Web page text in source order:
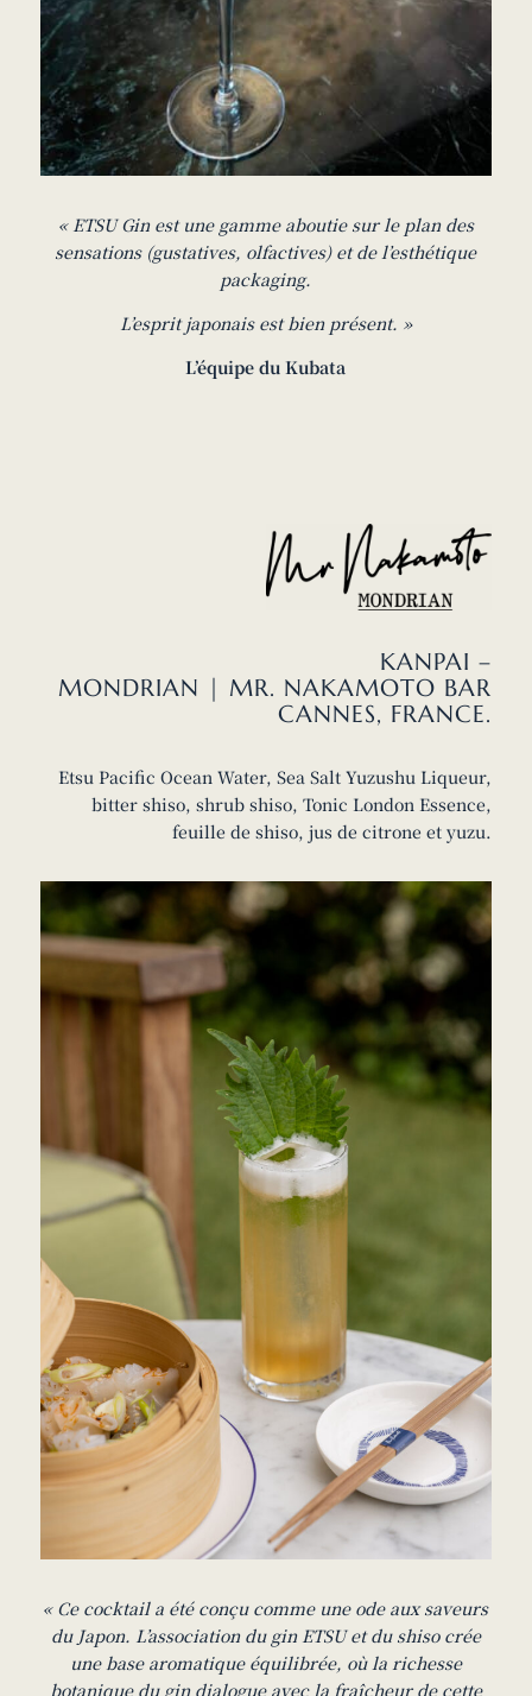
« ETSU Gin est une gamme aboutie sur le plan des
sensations (gustatives, olfactives) et de l’esthétique
packaging.
L’esprit japonais est bien présent. »
L’équipe du Kubata
KANPAI –
MONDRIAN | MR. NAKAMOTO BAR
CANNES, FRANCE.
Etsu Pacific Ocean Water, Sea Salt Yuzushu Liqueur,
bitter shiso, shrub shiso, Tonic London Essence,
feuille de shiso, jus de citrone et yuzu.
« Ce cocktail a été conçu comme une ode aux saveurs
du Japon. L’association du gin ETSU et du shiso crée
une base aromatique équilibrée, où la richesse
botanique du gin dialogue avec la fraîcheur de cette